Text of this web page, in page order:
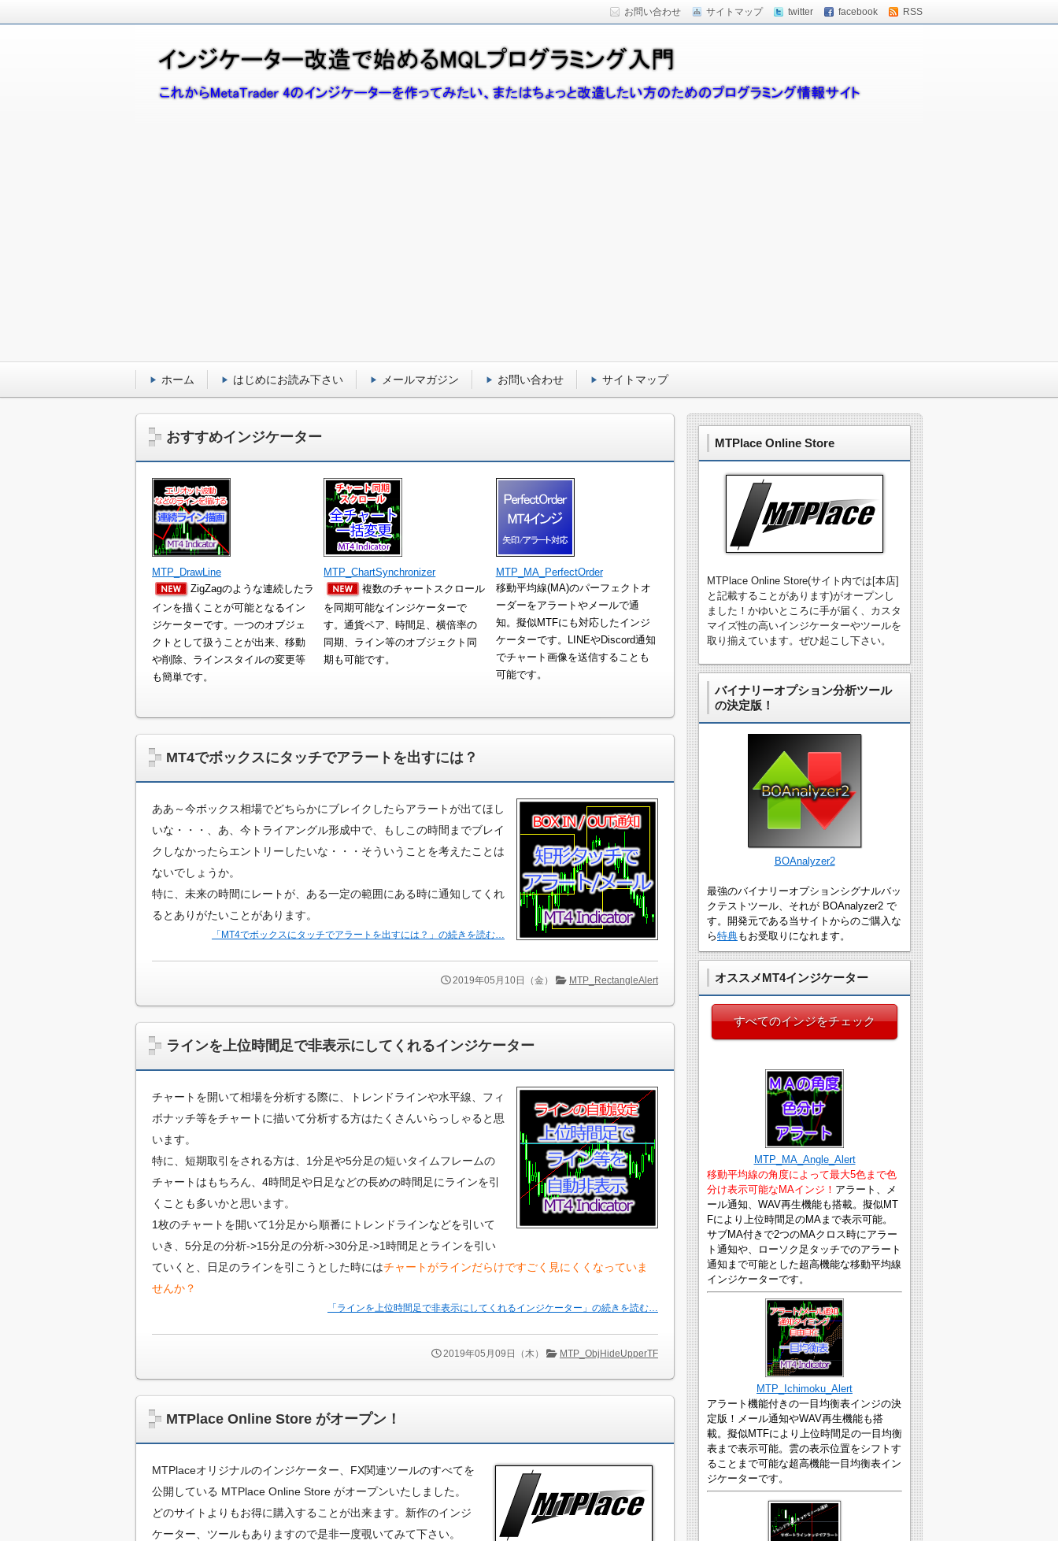
お問い合わせ サイトマップ twitter facebook RSS
イ
ン
め
る
M
Q
L
プ
ロ
グ
ラ
ミ
ン
グ
入
か
M
の
イ
ン
ジ
ケ
ー
タ
ー
を
作
っ
て
た
い
、
ま
た
は
ち
造
い
方
た
め
の
プ
ラ
グ
情
報
サ
イ
ト
ホーム はじめにお読み下さい メールマガジン お問い合わせ サイトマップ
おすすめインジケーター
MTP_DrawLine
ZigZagのような連続したラ
インを描くことが可能となるイン
ジケーターです。一つのオブジェ
クトとして扱うことが出来、移動
や削除、ラインスタイルの変更等
も簡単です。
MTP_ChartSynchronizer
複数のチャートスクロール
を同期可能なインジケーターで
す。通貨ペア、時間足、横倍率の
同期、ライン等のオブジェクト同
期も可能です。
MTP_MA_PerfectOrder
移動平均線(MA)のパーフェクトオ
ーダーをアラートやメールで通
知。擬似MTFにも対応したインジ
ケーターです。LINEやDiscord通知
でチャート画像を送信することも
可能です。
MT4でボックスにタッチでアラートを出すには？
ああ～今ボックス相場でどちらかにブレイクしたらアラートが出てほし
いな・・・、あ、今トライアングル形成中で、もしこの時間までブレイ
クしなかったらエントリーしたいな・・・そういうことを考えたことは
ないでしょうか。
特に、未来の時間にレートが、ある一定の範囲にある時に通知してくれ
るとありがたいことがあります。
「MT4でボックスにタッチでアラートを出すには？」の続きを読む…
2019年05月10日（金） MTP_RectangleAlert
ラインを上位時間足で非表示にしてくれるインジケーター
チャートを開いて相場を分析する際に、トレンドラインや水平線、フィ
ボナッチ等をチャートに描いて分析する方はたくさんいらっしゃると思
います。
特に、短期取引をされる方は、1分足や5分足の短いタイムフレームの
チャートはもちろん、4時間足や日足などの長めの時間足にラインを引
くことも多いかと思います。
1枚のチャートを開いて1分足から順番にトレンドラインなどを引いて
いき、5分足の分析->15分足の分析->30分足->1時間足とラインを引い
ていくと、日足のラインを引こうとした時にはチャートがラインだらけですごく見にくくなっていま
せんか？
「ラインを上位時間足で非表示にしてくれるインジケーター」の続きを読む…
2019年05月09日（木） MTP_ObjHideUpperTF
MTPlace Online Store がオープン！
MTPlaceオリジナルのインジケーター、FX関連ツールのすべてを
公開している MTPlace Online Store がオープンいたしました。
どのサイトよりもお得に購入することが出来ます。新作のインジ
ケーター、ツールもありますので是非一度覗いてみて下さい。
MTPlace Online Store
MTPlace Online Store(サイト内では[本店]
と記載することがあります)がオープンし
ました！かゆいところに手が届く、カスタ
マイズ性の高いインジケーターやツールを
取り揃えています。ぜひ起こし下さい。
バイナリーオプション分析ツール
の決定版！
BOAnalyzer2
最強のバイナリーオプションシグナルバッ
クテストツール、それが BOAnalyzer2 で
す。開発元である当サイトからのご購入な
ら特典もお受取りになれます。
オススメMT4インジケーター
すべてのインジをチェック
MTP_MA_Angle_Alert
移動平均線の角度によって最大5色まで色
分け表示可能なMAインジ！ アラート、メ
ール通知、WAV再生機能も搭載。擬似MT
Fにより上位時間足のMAまで表示可能。
サブMA付きで2つのMAクロス時にアラー
ト通知や、ローソク足タッチでのアラート
通知まで可能とした超高機能な移動平均線
インジケーターです。
MTP_Ichimoku_Alert
アラート機能付きの一目均衡表インジの決
定版！メール通知やWAV再生機能も搭
載。擬似MTFにより上位時間足の一目均衡
表まで表示可能。雲の表示位置をシフトす
ることまで可能な超高機能一目均衡表イン
ジケーターです。